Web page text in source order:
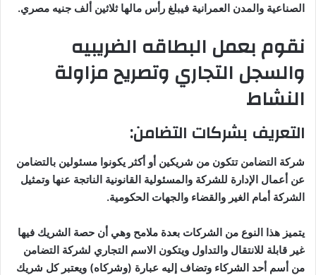
الصناعية والمدن العمرانية فيبلغ رأس مالها ثلاثين ألف جنيه مصري.
نقوم بعمل البطاقه الضريبيه
والسجل التجاري وتصريح مزاولة
النشاط
التعريف بشركات التضامن:
شركة التضامن تتكون من شريكين أو أكثر يكونوا مسئولين بالتضامن
عن أعمال الإدارة للشركة والمسئولية القانونية الناتجة عنها وتمثيل
الشركة أمام الغير والقضاء والجهات الحكومية.
يتميز هذا النوع من الشركات بعدة ملامح وهي أن حصة الشريك فيها
غير قابلة للانتقال والتداول ويتكون الاسم التجاري لشركة التضامن
من أسم أحد الشركاء وتضاف إليه عبارة (وشركاه) ويعتبر كل شريك